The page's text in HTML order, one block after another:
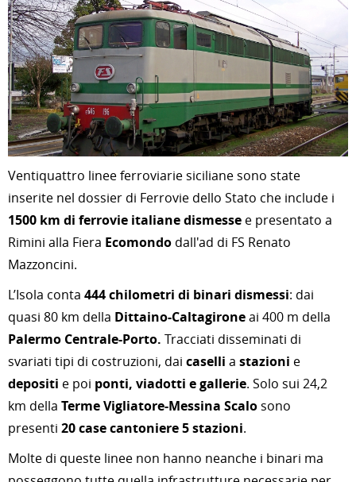
Ventiquattro linee ferroviarie siciliane sono state
inserite nel dossier di Ferrovie dello Stato che include i
1500 km di ferrovie italiane dismesse e presentato a
Rimini alla Fiera Ecomondo dall'ad di FS Renato
Mazzoncini.
L’Isola conta 444 chilometri di binari dismessi: dai
quasi 80 km della Dittaino-Caltagironeai 400 m della
Palermo Centrale-Porto. Tracciati disseminati di
svariati tipi di costruzioni, dai caselli a stazioni e
depositi e poi ponti, viadotti e gallerie. Solo sui 24,2
km della Terme Vigliatore-Messina Scalosono
presenti 20 case cantoniere 5 stazioni.
Molte di queste linee non hanno neanche i binari ma